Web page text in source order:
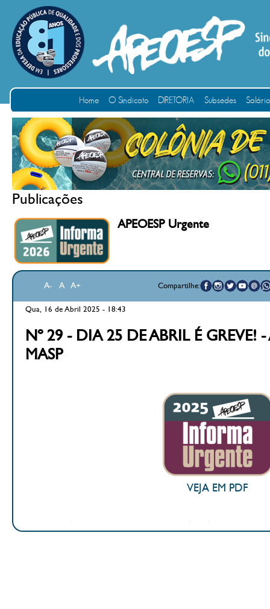
Home O Sindicato DIRETORIA Subsedes
Publicações
APEOESP Urgente
A- A A+ Compartilhe:
Qua, 16 de Abril 2025 - 18:43
Nº 29 - DIA 25 DE ABRIL É GREVE!
MASP
VEJA EM PDF